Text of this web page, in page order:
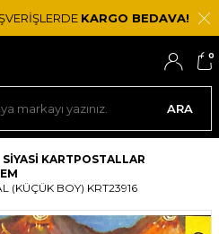
KARGO BEDAVA!
ARA
0
SIYASI KARTPOSTALLAR
(KÜÇÜK BOY) KRT23916